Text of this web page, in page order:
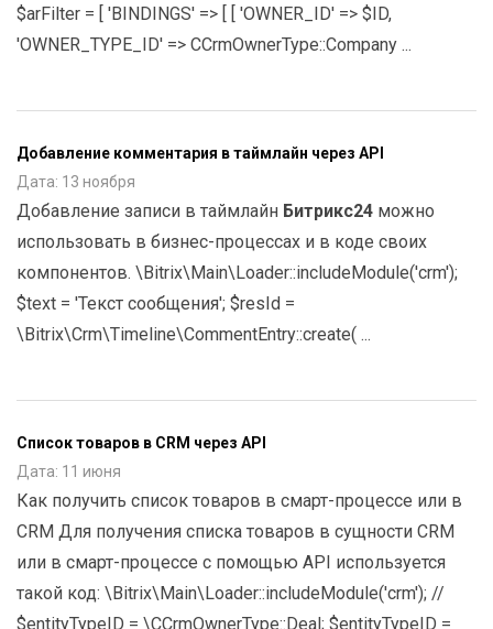
$arFilter = [ 'BINDINGS' => [ [ 'OWNER_ID' => $ID,
'OWNER_TYPE_ID' => CCrmOwnerType::Company ...
Добавление комментария в таймлайн через API
Дата: 13 ноября
Добавление записи в таймлайн Битрикс24 можно
использовать в бизнес-процессах и в коде своих
компонентов. \Bitrix\Main\Loader::includeModule('crm');
$text = 'Текст сообщения'; $resId =
\Bitrix\Crm\Timeline\CommentEntry::create( ...
Список товаров в CRM через API
Дата: 11 июня
Как получить список товаров в смарт-процессе или в
CRM Для получения списка товаров в сущности CRM
или в смарт-процессе с помощью API используется
такой код: \Bitrix\Main\Loader::includeModule('crm'); //
$entityTypeID = \CCrmOwnerType::Deal; $entityTypeID =